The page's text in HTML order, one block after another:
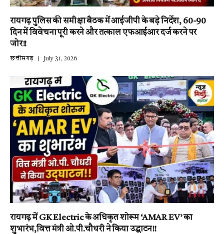
रायगढ़ पुलिस की समीक्षा बैठक में आईजीपी के बड़े निर्देश, 60-90
दिन में विवेचना पूरी करने और तत्काल एफआईआर दर्ज करने पर
जोर!!
छत्तीसगढ़ July 31, 2026
रायगढ़ में GK Electric के अधिकृत शोरूम ‘AMAR EV’ का
शुभारंभ,वित्त मंत्री ओ.पी.चौधरी ने किया उद्घाटन!!